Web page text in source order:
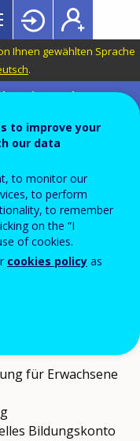
Ihnen gewählten Sprache
.
and
/
die während
es dient
zur Teilnahme an
für Erwachsene
Bildungskonto
to improve your
our data
to monitor our
to perform
to remember
on the “I
of cookies.
cookies policy as